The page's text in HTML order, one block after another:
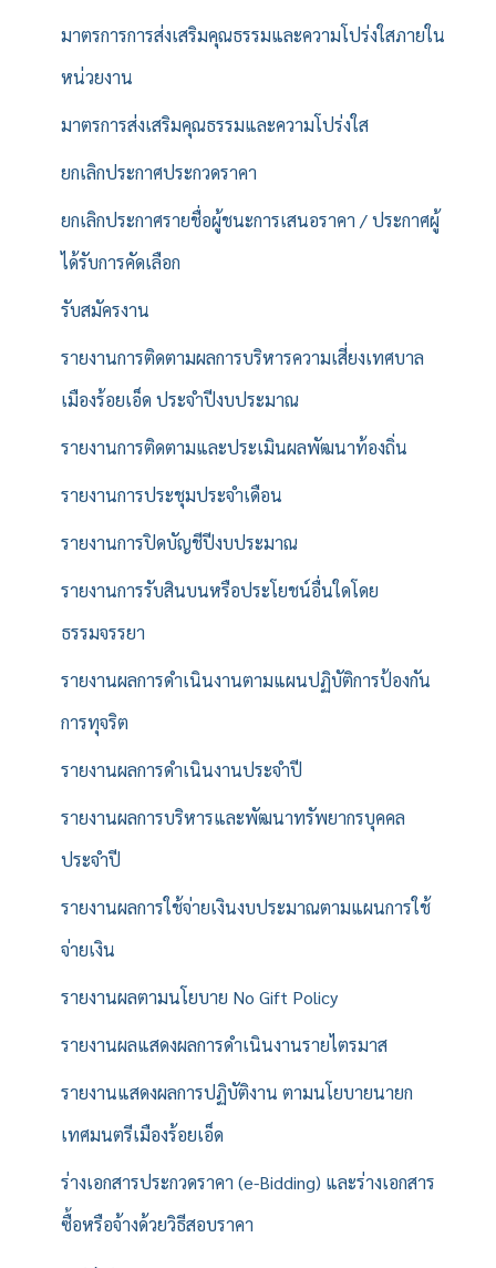
มาตรการการส่งเสริมคุณธรรมและความโปร่งใสภายใน
หน่วยงาน
มาตรการส่งเสริมคุณธรรมและความโปร่งใส
ยกเลิกประกาศประกวดราคา
ยกเลิกประกาศรายชื่อผู้ชนะการเสนอราคา / ประกาศผู้
ได้รับการคัดเลือก
รับสมัครงาน
รายงานการติดตามผลการบริหารความเสี่ยงเทศบาล
เมืองร้อยเอ็ด ประจำปีงบประมาณ
รายงานการติดตามและประเมินผลพัฒนาท้องถิ่น
รายงานการประชุมประจำเดือน
รายงานการปิดบัญชีปีงบประมาณ
รายงานการรับสินบนหรือประโยชน์อื่นใดโดย
ธรรมจรรยา
รายงานผลการดำเนินงานตามแผนปฏิบัติการป้องกัน
การทุจริต
รายงานผลการดำเนินงานประจำปี
รายงานผลการบริหารและพัฒนาทรัพยากรบุคคล
ประจำปี
รายงานผลการใช้จ่ายเงินงบประมาณตามแผนการใช้
จ่ายเงิน
รายงานผลตามนโยบาย No Gift Policy
รายงานผลแสดงผลการดำเนินงานรายไตรมาส
รายงานแสดงผลการปฏิบัติงาน ตามนโยบายนายก
เทศมนตรีเมืองร้อยเอ็ด
ร่างเอกสารประกวดราคา (e-Bidding) และร่างเอกสาร
ซื้อหรือจ้างด้วยวิธีสอบราคา